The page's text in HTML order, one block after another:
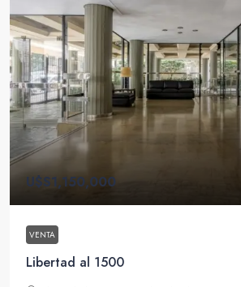
U$S1,150,000
VENTA
Libertad al 1500